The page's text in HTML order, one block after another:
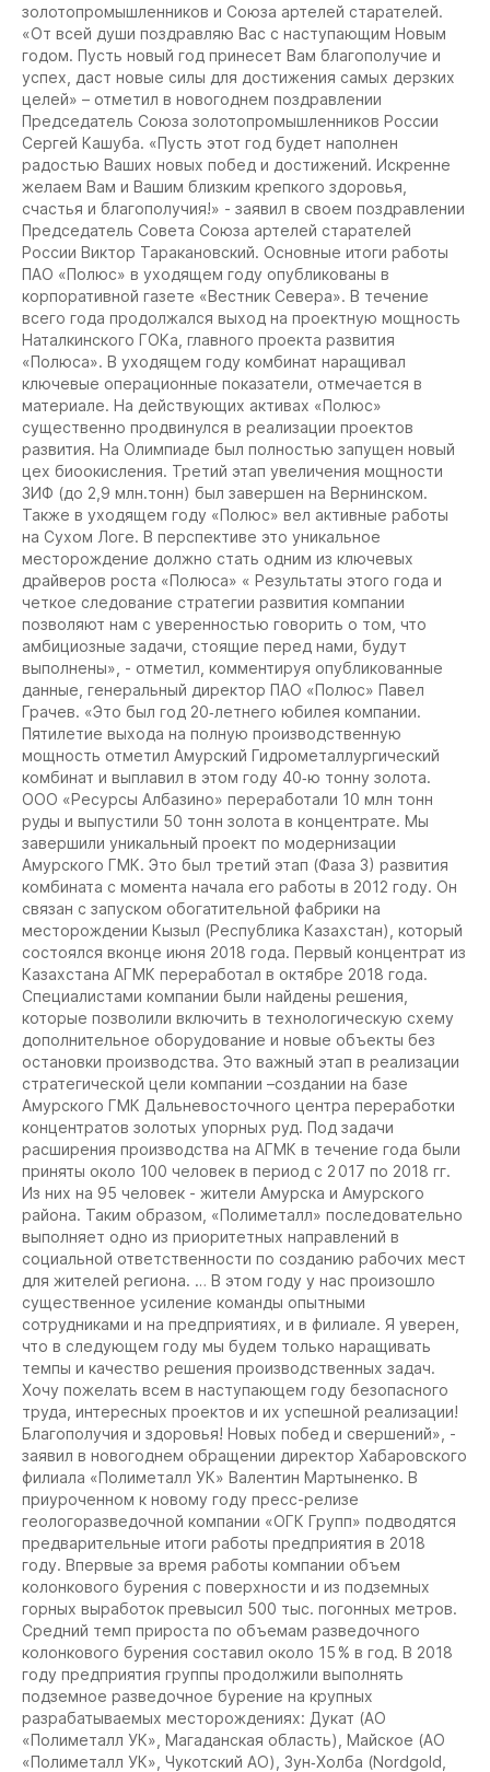
золотопромышленников и Союза артелей старателей.
«От всей души поздравляю Вас с наступающим Новым
годом. Пусть новый год принесет Вам благополучие и
успех, даст новые силы для достижения самых дерзких
целей» – отметил в новогоднем поздравлении
Председатель Союза золотопромышленников России
Сергей Кашуба. «Пусть этот год будет наполнен
радостью Ваших новых побед и достижений. Искренне
желаем Вам и Вашим близким крепкого здоровья,
счастья и благополучия!» - заявил в своем поздравлении
Председатель Совета Союза артелей старателей
России Виктор Таракановский. Основные итоги работы
ПАО «Полюс» в уходящем году опубликованы в
корпоративной газете «Вестник Севера». В течение
всего года продолжался выход на проектную мощность
Наталкинского ГОКа, главного проекта развития
«Полюса». В уходящем году комбинат наращивал
ключевые операционные показатели, отмечается в
материале. На действующих активах «Полюс»
существенно продвинулся в реализации проектов
развития. На Олимпиаде был полностью запущен новый
цех биоокисления. Третий этап увеличения мощности
ЗИФ (до 2,9 млн.тонн) был завершен на Вернинском.
Также в уходящем году «Полюс» вел активные работы
на Сухом Логе. В перспективе это уникальное
месторождение должно стать одним из ключевых
драйверов роста «Полюса» « Результаты этого года и
четкое следование стратегии развития компании
позволяют нам с уверенностью говорить о том, что
амбициозные задачи, стоящие перед нами, будут
выполнены», - отметил, комментируя опубликованные
данные, генеральный директор ПАО «Полюс» Павел
Грачев. «Это был год 20‐летнего юбилея компании.
Пятилетие выхода на полную производственную
мощность отметил Амурский Гидрометаллургический
комбинат и выплавил в этом году 40‐ю тонну золота.
ООО «Ресурсы Албазино» переработали 10 млн тонн
руды и выпустили 50 тонн золота в концентрате. Мы
завершили уникальный проект по модернизации
Амурского ГМК. Это был третий этап (Фаза 3) развития
комбината с момента начала его работы в 2012 году. Он
связан с запуском обогатительной фабрики на
месторождении Кызыл (Республика Казахстан), который
состоялся вконце июня 2018 года. Первый концентрат из
Казахстана АГМК переработал в октябре 2018 года.
Специалистами компании были найдены решения,
которые позволили включить в технологическую схему
дополнительное оборудование и новые объекты без
остановки производства. Это важный этап в реализации
стратегической цели компании –создании на базе
Амурского ГМК Дальневосточного центра переработки
концентратов золотых упорных руд. Под задачи
расширения производства на АГМК в течение года были
приняты около 100 человек в период с 2 017 по 2018 гг.
Из них на 95 человек - жители Амурска и Амурского
района. Таким образом, «Полиметалл» последовательно
выполняет одно из приоритетных направлений в
социальной ответственности по созданию рабочих мест
для жителей региона. … В этом году у нас произошло
существенное усиление команды опытными
сотрудниками и на предприятиях, и в филиале. Я уверен,
что в следующем году мы будем только наращивать
темпы и качество решения производственных задач.
Хочу пожелать всем в наступающем году безопасного
труда, интересных проектов и их успешной реализации!
Благополучия и здоровья! Новых побед и свершений», -
заявил в новогоднем обращении директор Хабаровского
филиала «Полиметалл УК» Валентин Мартыненко. В
приуроченном к новому году пресс-релизе
геологоразведочной компании «ОГК Групп» подводятся
предварительные итоги работы предприятия в 2018
году. Впервые за время работы компании объем
колонкового бурения с поверхности и из подземных
горных выработок превысил 500 тыс. погонных метров.
Средний темп прироста по объемам разведочного
колонкового бурения составил около 15 % в год. В 2018
году предприятия группы продолжили выполнять
подземное разведочное бурение на крупных
разрабатываемых месторождениях: Дукат (АО
«Полиметалл УК», Магаданская область), Майское (АО
«Полиметалл УК», Чукотский АО), Зун‐Холба (Nordgold,